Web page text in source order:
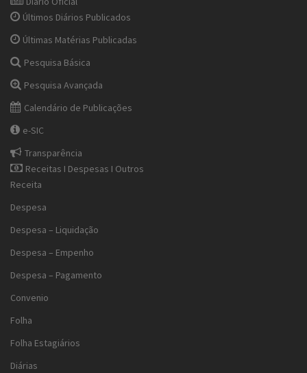
Últimos Diários Publicados
Últimas Matérias Publicadas
Pesquisa Básica
Pesquisa Avançada
Calendário de Publicações
e-SIC
Transparência
Receitas I Despesas I Outros
Receita
Despesa
Despesa – Liquidação
Despesa – Empenho
Despesa – Pagamento
Convenio
Folha
Folha Estagiários
Diárias